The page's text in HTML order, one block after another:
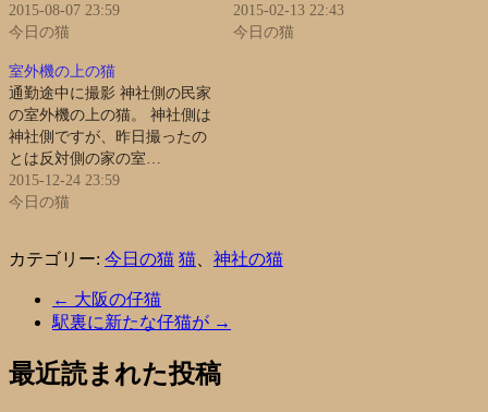
2015-08-07 23:59
今日の猫
2015-02-13 22:43
今日の猫
室外機の上の猫
通勤途中に撮影 神社側の民家
の室外機の上の猫。 神社側は
神社側ですが、昨日撮ったの
とは反対側の家の室…
2015-12-24 23:59
今日の猫
カテゴリー: 今日の猫 猫 神社の猫
← 大阪の仔猫
駅裏に新たな仔猫が →
最近読まれた投稿